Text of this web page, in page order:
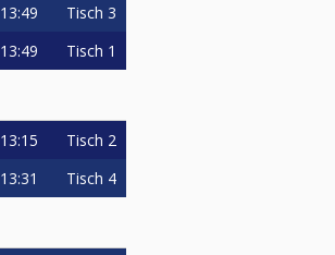
13:49 Tisch 3
13:49 Tisch 1
13:15 Tisch 2
13:31 Tisch 4